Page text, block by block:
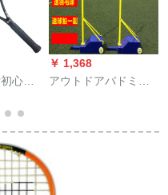
心者
ル一
トブ
ーをプ
。
￥ 1,368
アウトドアバドミン
移動試験基準は、重
の重量を70キロのセ
ット+特質のワイヤネ